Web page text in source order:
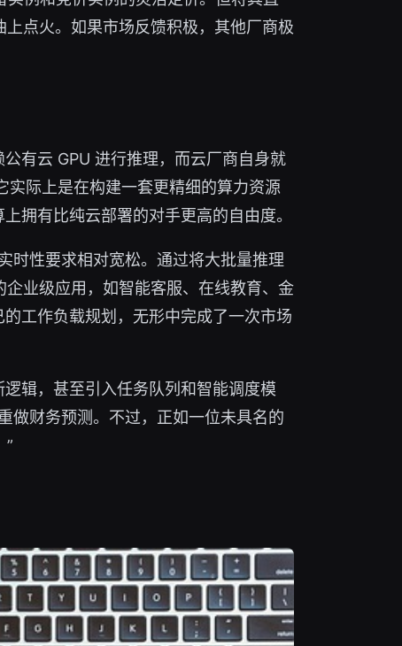
点火。如果市场反馈积极，其他厂商极
有云 GPU 进行推理，而云厂商自身就
际上是在构建一套更精细的算力资源
拥有比纯云部署的对手更高的自由度。
时性要求相对宽松。通过将大批量推理
业级应用，如智能客服、在线教育、金
工作负载规划，无形中完成了一次市场
辑，甚至引入任务队列和智能调度模
做财务预测。不过，正如一位未具名的
”